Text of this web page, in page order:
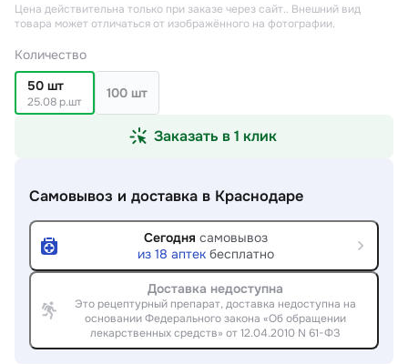
Цена действительна только при заказе через сайт.. Внешний вид
товара может отличаться от изображённого на фотографии.
Количество
50 шт
25.08 р.шт
100 шт
Заказать в 1 клик
Самовывоз и доставка в Краснодаре
Сегодня самовывоз
из 18 аптек бесплатно
Доставка недоступна
Это рецептурный препарат, доставка недоступна на
основании Федерального закона «Об обращении
лекарственных средств» от 12.04.2010 N 61-ФЗ